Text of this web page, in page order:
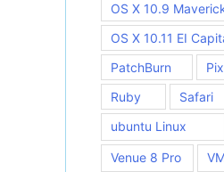
OS X 10.9
OS X 10.11 EI
PatchBurn
Ruby
Safari
ubuntu Linux
Venue 8 Pro